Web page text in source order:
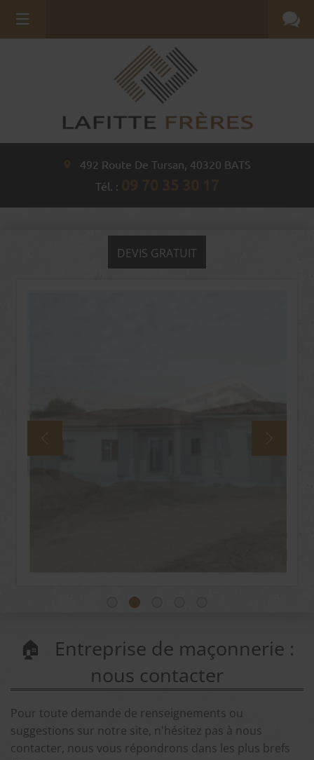
492 Route De Tursan, 40320 BATS
Tél. :
DEVIS GRATUIT
Entreprise de maçonnerie :
nous contacter
Pour toute demande de renseignements ou
suggestions sur notre site, n'hésitez pas à nous
contacter, nous vous répondrons dans les plus brefs